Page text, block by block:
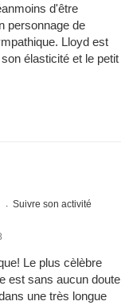
d'être
personnage de
Lloyd est
élasticité et le petit
Suivre son activité
Le plus cèlèbre
est sans aucun doute
une très longue